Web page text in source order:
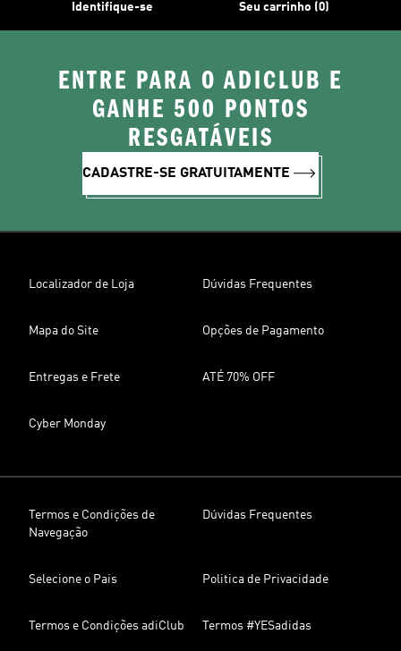
Identifique-se Seu carrinho (0)
ENTRE PARA O ADICLUB E
GANHE 500 PONTOS
RESGATÁVEIS
CADASTRE-SE GRATUITAMENTE
Localizador de Loja Dúvidas Frequentes
Mapa do Site Opções de Pagamento
Entregas e Frete ATÉ 70% OFF
Cyber Monday
Termos e Condições de
Navegação
Dúvidas Frequentes
Selecione o Pais Politica de Privacidade
Termos e Condições adiClub Termos #YESadidas